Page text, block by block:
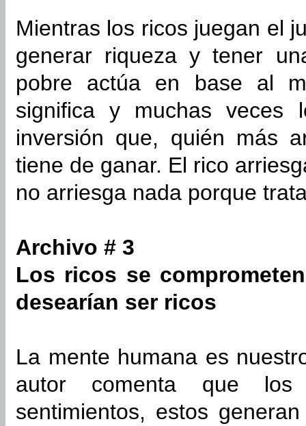
Mientras los ricos juegan el
generar riqueza y tener
pobre actúa en base al
significa y muchas veces
inversión que, quién más
tiene de ganar. El rico
no arriesga nada porque
Archivo # 3
Los ricos se
desearían ser ricos
La mente humana es
autor comenta que los
sentimientos, estos